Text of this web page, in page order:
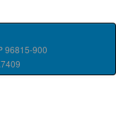
96815-900